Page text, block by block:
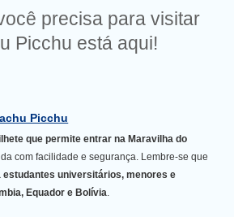
precisa para visitar
Picchu está aqui!
Picchu
que permite entrar na Maravilha do
com facilidade e segurança. Lembre-se que
estudantes universitários, menores e
Equador e Bolívia